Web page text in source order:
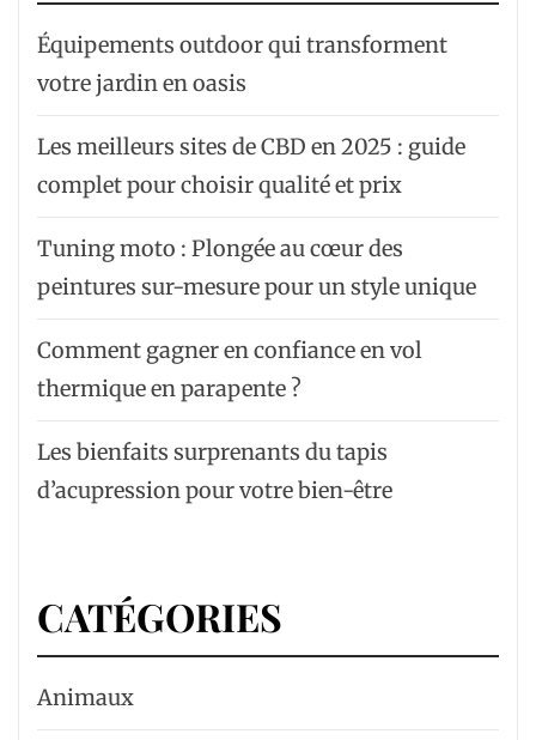
Équipements outdoor qui transforment
votre jardin en oasis
Les meilleurs sites de CBD en 2025 : guide
complet pour choisir qualité et prix
Tuning moto : Plongée au cœur des
peintures sur-mesure pour un style unique
Comment gagner en confiance en vol
thermique en parapente ?
Les bienfaits surprenants du tapis
d’acupression pour votre bien-être
CATÉGORIES
Animaux